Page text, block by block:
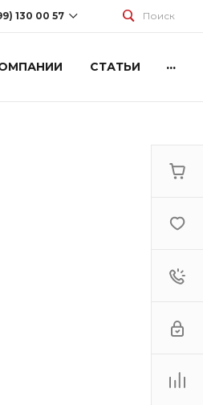
130 00 57 Поиск
СТАТЬИ ...